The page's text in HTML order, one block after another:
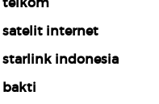
#satelit internet
#starlink indonesia
#bakti